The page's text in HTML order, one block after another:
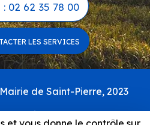
: 02 62 35 78 00
LES SERVICES
de Saint-Pierre, 2023
du site